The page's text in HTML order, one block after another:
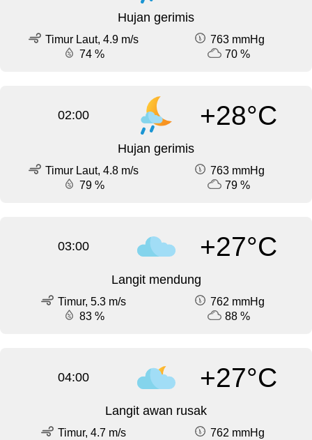
Hujan gerimis
Timur Laut, 4.9 m/s
763 mmHg
74 %
70 %
02:00 +28°C
Hujan gerimis
Timur Laut, 4.8 m/s
763 mmHg
79 %
79 %
03:00 +27°C
Langit mendung
Timur, 5.3 m/s
762 mmHg
83 %
88 %
04:00 +27°C
Langit awan rusak
Timur, 4.7 m/s
762 mmHg